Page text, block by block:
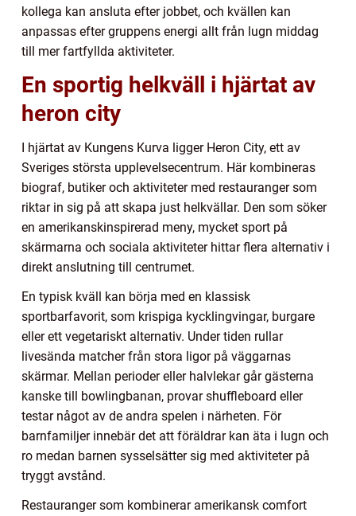
kollega kan ansluta efter jobbet, och kvällen kan
anpassas efter gruppens energi allt från lugn middag
till mer fartfyllda aktiviteter.
En sportig helkväll i hjärtat av
heron city
I hjärtat av Kungens Kurva ligger Heron City, ett av
Sveriges största upplevelsecentrum. Här kombineras
biograf, butiker och aktiviteter med restauranger som
riktar in sig på att skapa just helkvällar. Den som söker
en amerikanskinspirerad meny, mycket sport på
skärmarna och sociala aktiviteter hittar flera alternativ i
direkt anslutning till centrumet.
En typisk kväll kan börja med en klassisk
sportbarfavorit, som krispiga kycklingvingar, burgare
eller ett vegetariskt alternativ. Under tiden rullar
livesända matcher från stora ligor på väggarnas
skärmar. Mellan perioder eller halvlekar går gästerna
kanske till bowlingbanan, provar shuffleboard eller
testar något av de andra spelen i närheten. För
barnfamiljer innebär det att föräldrar kan äta i lugn och
ro medan barnen sysselsätter sig med aktiviteter på
tryggt avstånd.
Restauranger som kombinerar amerikansk comfort